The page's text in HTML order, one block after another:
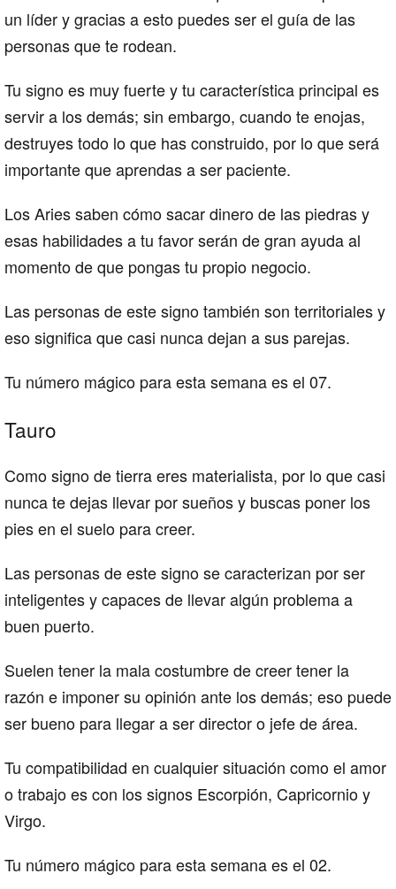
un líder y gracias a esto puedes ser el guía de las
personas que te rodean.
Tu signo es muy fuerte y tu característica principal es
servir a los demás; sin embargo, cuando te enojas,
destruyes todo lo que has construido, por lo que será
importante que aprendas a ser paciente.
Los Aries saben cómo sacar dinero de las piedras y
esas habilidades a tu favor serán de gran ayuda al
momento de que pongas tu propio negocio.
Las personas de este signo también son territoriales y
eso significa que casi nunca dejan a sus parejas.
Tu número mágico para esta semana es el 07.
Tauro
Como signo de tierra eres materialista, por lo que casi
nunca te dejas llevar por sueños y buscas poner los
pies en el suelo para creer.
Las personas de este signo se caracterizan por ser
inteligentes y capaces de llevar algún problema a
buen puerto.
Suelen tener la mala costumbre de creer tener la
razón e imponer su opinión ante los demás; eso puede
ser bueno para llegar a ser director o jefe de área.
Tu compatibilidad en cualquier situación como el amor
o trabajo es con los signos Escorpión, Capricornio y
Virgo.
Tu número mágico para esta semana es el 02.